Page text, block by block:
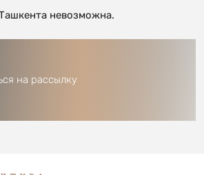
невозможна.
на рассылку